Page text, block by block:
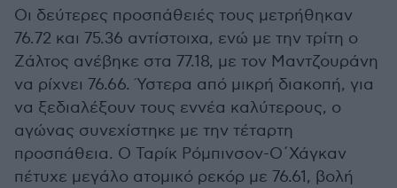
Οι δεύτερες προσπάθειές τους μετρήθηκαν
76.72 και 75.36 αντίστοιχα, ενώ με την τρίτη ο
Ζάλτος ανέβηκε στα 77.18, με τον Μαντζουράνη
να ρίχνει 76.66. Ύστερα από μικρή διακοπή, για
να ξεδιαλέξουν τους εννέα καλύτερους, ο
αγώνας συνεχίστηκε με την τέταρτη
προσπάθεια. Ο Ταρίκ Ρόμπινσον-Ο΄Χάγκαν
πέτυχε μεγάλο ατομικό ρεκόρ με 76.61, βολή